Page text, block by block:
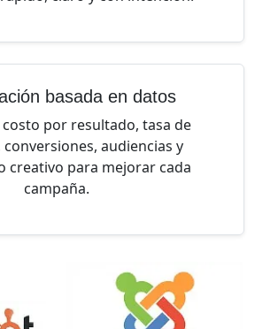
basada en datos
por resultado, tasa de
audiencias y
creativo para mejorar cada
campaña.